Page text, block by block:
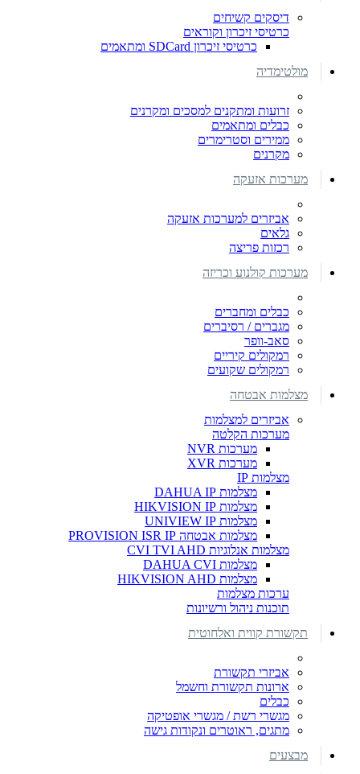
דיסקים קשיחים
כרטיסי זיכרון וקוראים
כרטיסי זיכרון SDCard ומתאמים
מולטימדיה
זרועות ומתקנים למסכים ומקרנים
כבלים ומתאמים
ממירים וסטרימרים
מקרנים
מערכות אזעקה
אביזרים למערכות אזעקה
גלאים
רכזות פריצה
מערכות קולנוע וכריזה
כבלים ומחברים
מגברים / רסיברים
סאב-וופר
רמקולים קיריים
רמקולים שקועים
מצלמות אבטחה
אביזרים למצלמות
מערכות הקלטה
מערכות NVR
מערכות XVR
מצלמות IP
מצלמות DAHUA IP
מצלמות HIKVISION IP
מצלמות UNIVIEW IP
מצלמות אבטחה PROVISION ISR IP
מצלמות אנלוגיות CVI TVI AHD
מצלמות DAHUA CVI
מצלמות HIKVISION AHD
ערכות מצלמות
תוכנות ניהול ורשיונות
תקשורת קווית ואלחוטית
אביזרי תקשורת
ארונות תקשורת וחשמל
כבלים
מגשרי רשת / מגשרי אופטיקה
מתגים, ראוטרים ונקודות גישה
מבצעים